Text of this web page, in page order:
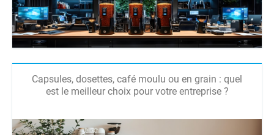
Capsules, dosettes, café moulu ou en grain : quel
est le meilleur choix pour votre entreprise ?